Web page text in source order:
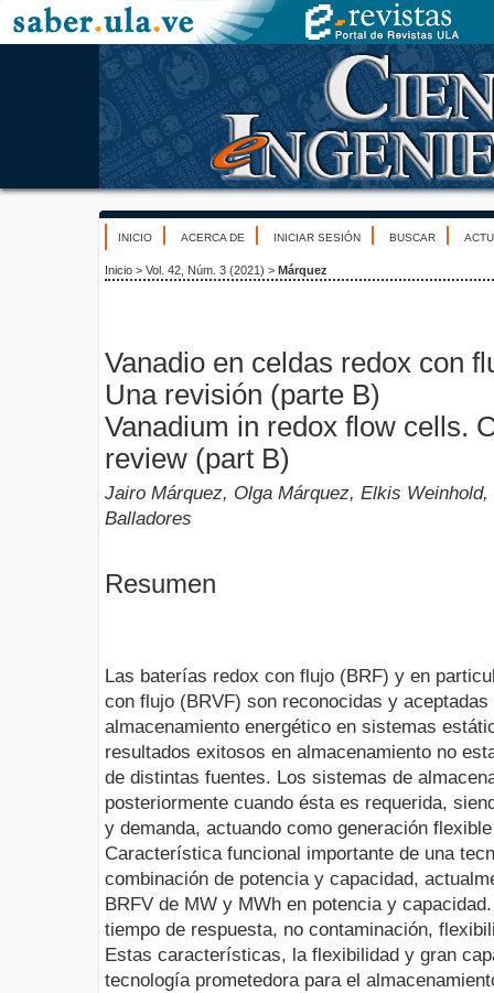
INICIO ACERCA DE INICIAR SESIÓN BUSCAR
Inicio > Vol. 42, Núm. 3 (2021) > Márquez
Vanadio en celdas redox con
Una revisión (parte B)
Vanadium in redox flow cells.
review (part B)
Jairo Márquez, Olga Márquez, Elkis
Balladores
Resumen
Las baterías redox con flujo (BRF) y en
con flujo (BRVF) son reconocidas y
almacenamiento energético en sistemas
resultados exitosos en almacenamiento no
de distintas fuentes. Los sistemas de
posteriormente cuando ésta es requerida,
y demanda, actuando como generación
Característica funcional importante de una
combinación de potencia y capacidad,
BRFV de MW y MWh en potencia y
tiempo de respuesta, no contaminación,
Estas características, la flexibilidad y gran
tecnología prometedora para el